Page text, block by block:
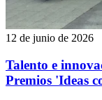
12 de junio de 2026
Talento e
Premios 'Ideas